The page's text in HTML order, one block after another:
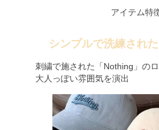
アイテム特
シンプルで洗練され
刺繍で施された「Nothing」のロ
大人っぽい雰囲気を演出